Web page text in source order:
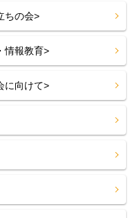
ちの会>
情報教育>
に向けて>